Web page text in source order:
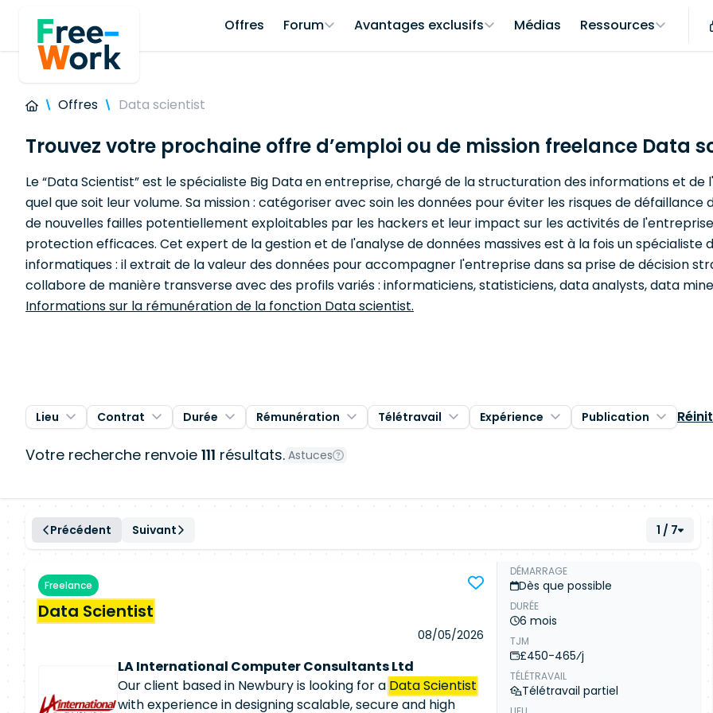
Offres Forum Avantages exclusifs Médias Ressources
Offres Data scientist
Trouvez votre prochaine offre d’emploi ou de mission freelance Data
Le “Data Scientist” est le spécialiste Big Data en entreprise, chargé de la structuration des informations et
quel que soit leur volume. Sa mission : catégoriser avec soin les données pour éviter les risques de
de nouvelles failles potentiellement exploitables par les hackers et leur impact sur les activités de
protection efficaces. Cet expert de la gestion et de l'analyse de données massives est à la fois un
informatiques : il extrait de la valeur des données pour accompagner l'entreprise dans sa prise de décision
collabore de manière transverse avec des profils variés : informaticiens, statisticiens, data analysts, data
Informations sur la rémunération de la fonction Data scientist.
Lieu Contrat Durée Rémunération Télétravail Expérience Publication
Votre recherche renvoie 111 résultats. Astuces
Précédent Suivant 1 / 7
Freelance
Data Scientist
08/05/2026
LA International Computer Consultants Ltd
Our client based in Newbury is looking for a Data Scientist
with experience in designing scalable, secure and high
DÉMARRAGE
Dès que possible
DURÉE
6 mois
TJM
£450-465⁄j
TÉLÉTRAVAIL
Télétravail partiel